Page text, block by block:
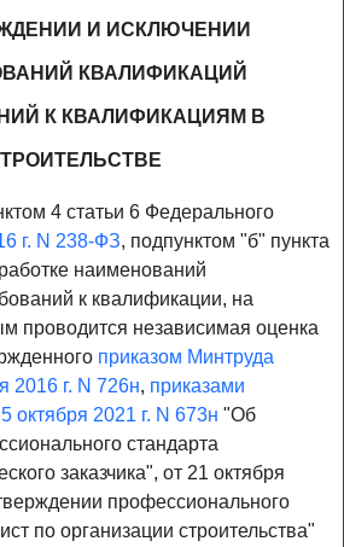
И ИСКЛЮЧЕНИИ
КВАЛИФИКАЦИЙ
К КВАЛИФИКАЦИЯМ В
4 статьи 6 Федерального
г. N 238-ФЗ, подпунктом "б" пункта
наименований
к квалификации, на
проводится независимая оценка
приказом Минтруда
2016 г. N 726н, приказами
октября 2021 г. N 673н "Об
стандарта
заказчика", от 21 октября
профессионального
по организации строительства"